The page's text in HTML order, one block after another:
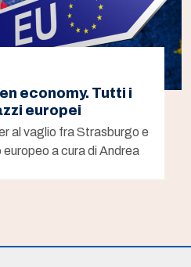
economy. Tutti i
europei
al vaglio fra Strasburgo e
a cura di Andrea